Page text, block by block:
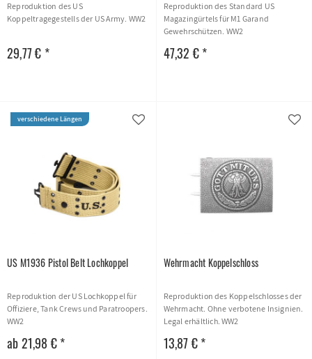
Reproduktion des US
Koppeltragegestells der US Army. WW2
29,77 € *
Reproduktion des Standard US
Magazingürtels für M1 Garand
Gewehrschützen. WW2
47,32 € *
verschiedene Längen
US M1936 Pistol Belt Lochkoppel
Reproduktion der US Lochkoppel für
Offiziere, Tank Crews und Paratroopers.
WW2
ab 21,98 € *
Wehrmacht Koppelschloss
Reproduktion des Koppelschlosses der
Wehrmacht. Ohne verbotene Insignien.
Legal erhältlich. WW2
13,87 € *